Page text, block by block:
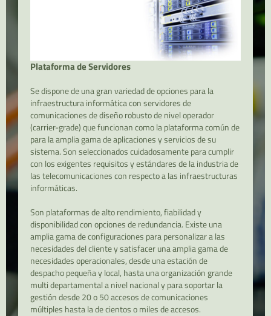
Plataforma de Servidores
Se dispone de una gran variedad de opciones para la
infraestructura informática con servidores de
comunicaciones de diseño robusto de nivel operador
(carrier-grade) que funcionan como la plataforma común de
para la amplia gama de aplicaciones y servicios de su
sistema. Son seleccionados cuidadosamente para cumplir
con los exigentes requisitos y estándares de la industria de
las telecomunicaciones con respecto a las infraestructuras
informáticas.
Son plataformas de alto rendimiento, fiabilidad y
disponibilidad con opciones de redundancia. Existe una
amplia gama de configuraciones para personalizar a las
necesidades del cliente y satisfacer una amplia gama de
necesidades operacionales, desde una estación de
despacho pequeña y local, hasta una organización grande
multi departamental a nivel nacional y para soportar la
gestión desde 20 o 50 accesos de comunicaciones
múltiples hasta la de cientos o miles de accesos.